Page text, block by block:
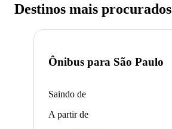
Destinos mais procurados
Ônibus para São Paulo
Saindo de
A partir de